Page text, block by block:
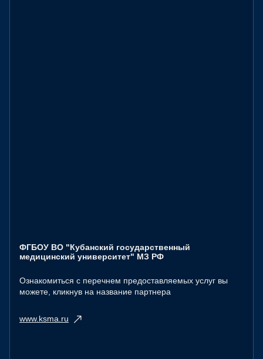
ФГБОУ ВО "Кубанский государственный
медицинский университет" МЗ РФ
Ознакомиться с перечнем предоставляемых услуг вы
можете, кликнув на название партнера
www.ksma.ru